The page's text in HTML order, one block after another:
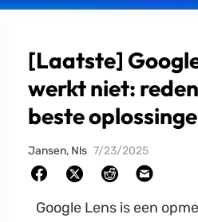
[Laatste]
werkt niet:
beste
Jansen, Nls 7/23/2025
Google Lens is een